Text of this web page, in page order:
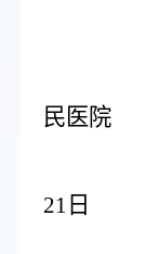
民医院
21日